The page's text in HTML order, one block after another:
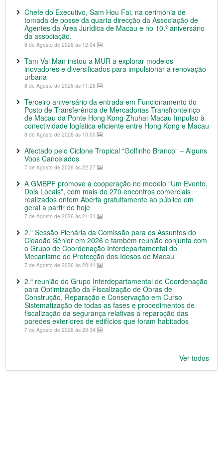
Chefe do Executivo, Sam Hou Fai, na cerimónia de
tomada de posse da quarta direcção da Associação de
Agentes da Área Jurídica de Macau e no 10.º aniversário
da associação.
8 de Agosto de 2026 às 12:04
Tam Vai Man instou a MUR a explorar modelos
inovadores e diversificados para impulsionar a renovação
urbana
8 de Agosto de 2026 às 11:28
Terceiro aniversário da entrada em Funcionamento do
Posto de Transferência de Mercadorias Transfronteiriço
de Macau da Ponte Hong Kong-Zhuhai-Macau Impulso à
conectividade logística eficiente entre Hong Kong e Macau
8 de Agosto de 2026 às 10:00
Afectado pelo Ciclone Tropical “Golfinho Branco” – Alguns
Voos Cancelados
7 de Agosto de 2026 às 22:27
A GMBPF promove a cooperação no modelo “Um Evento,
Dois Locais”, com mais de 270 encontros comerciais
realizados ontem Aberta gratuitamente ao público em
geral a partir de hoje
7 de Agosto de 2026 às 21:31
2.ª Sessão Plenária da Comissão para os Assuntos do
Cidadão Sénior em 2026 e também reunião conjunta com
o Grupo de Coordenação Interdepartamental do
Mecanismo de Protecção dos Idosos de Macau
7 de Agosto de 2026 às 20:41
2.ª reunião do Grupo Interdepartamental de Coordenação
para Optimização da Fiscalização de Obras de
Construção, Reparação e Conservação em Curso
Sistematização de todas as fases e procedimentos de
fiscalização da segurança relativas a reparação das
paredes exteriores de edifícios que foram habitados
7 de Agosto de 2026 às 20:34
Ver todos